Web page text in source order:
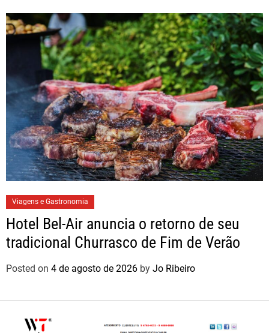
Viagens e Gastronomia
Hotel Bel-Air anuncia o retorno de seu
tradicional Churrasco de Fim de Verão
Posted on 4 de agosto de 2026 by Jo Ribeiro